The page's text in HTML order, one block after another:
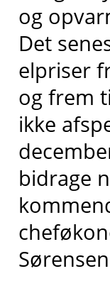
og
Det
elpriser
og frem
ikke
bidrage